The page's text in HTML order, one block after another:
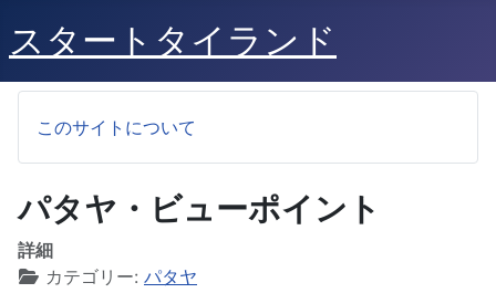
スタートタイランド
このサイトについて
パタヤ・ビューポイント
詳細
カテゴリー: パタヤ